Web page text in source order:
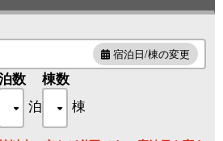
ュレットトイレ／冷暖房／テレビ／
イヤー／シャンプー／リンス／ボデ
ル／歯磨きセット
宿泊日/棟の変更
数
泊
棟数
棟